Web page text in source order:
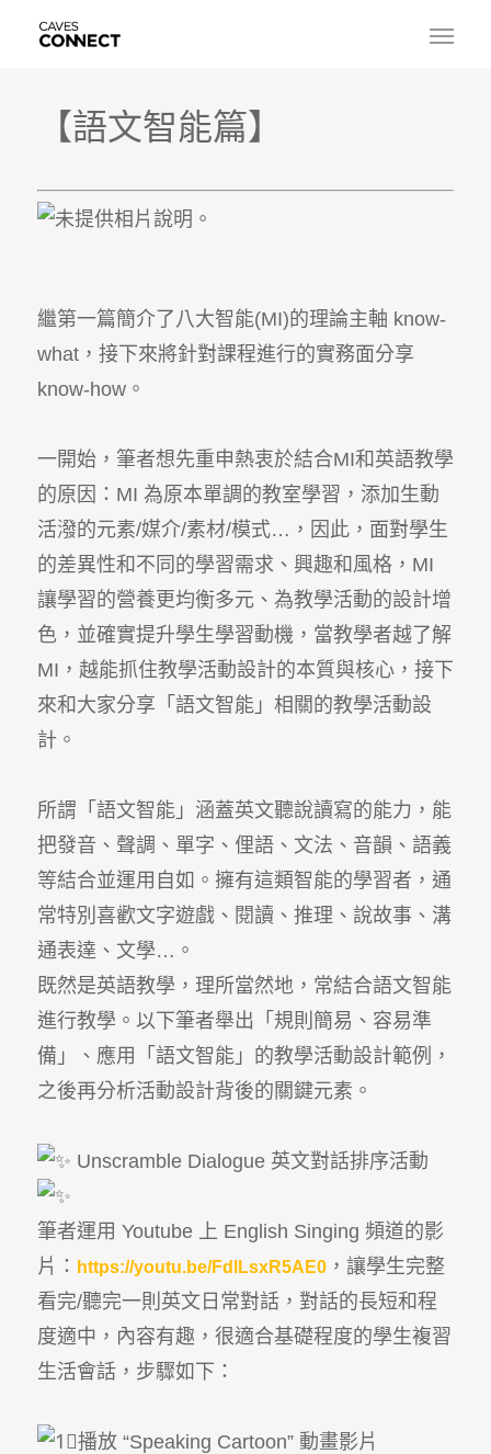
【語文智能篇】
繼第一篇簡介了八大智能(MI)的理論主軸 know-
what，接下來將針對課程進行的實務面分享
know-how。
一開始，筆者想先重申熱衷於結合MI和英語教學
的原因：MI 為原本單調的教室學習，添加生動
活潑的元素/媒介/素材/模式…，因此，面對學生
的差異性和不同的學習需求、興趣和風格，MI
讓學習的營養更均衡多元、為教學活動的設計增
色，並確實提升學生學習動機，當教學者越了解
MI，越能抓住教學活動設計的本質與核心，接下
來和大家分享「語文智能」相關的教學活動設
計。
所謂「語文智能」涵蓋英文聽說讀寫的能力，能
把發音、聲調、單字、俚語、文法、音韻、語義
等結合並運用自如。擁有這類智能的學習者，通
常特別喜歡文字遊戲、閱讀、推理、說故事、溝
通表達、文學…。
既然是英語教學，理所當然地，常結合語文智能
進行教學。以下筆者舉出「規則簡易、容易準
備」、應用「語文智能」的教學活動設計範例，
之後再分析活動設計背後的關鍵元素。
Unscramble Dialogue 英文對話排序活動
筆者運用 Youtube 上 English Singing 頻道的影
片： https://youtu.be/FdlLsxR5AE0，讓學生完整
看完/聽完一則英文日常對話，對話的長短和程
度適中，內容有趣，很適合基礎程度的學生複習
生活會話，步驟如下：
播放 “Speaking Cartoon” 動畫影片